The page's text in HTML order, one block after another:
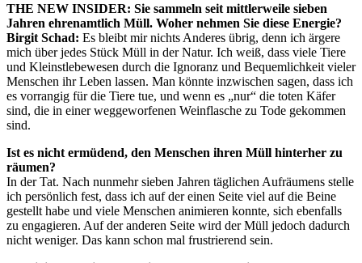
THE NEW INSIDER: Sie sammeln seit mittlerweile sieben
Jahren ehrenamtlich Müll. Woher nehmen Sie diese Energie?
Birgit Schad: Es bleibt mir nichts Anderes übrig, denn ich ärgere
mich über jedes Stück Müll in der Natur. Ich weiß, dass viele Tiere
und Kleinstlebewesen durch die Ignoranz und Bequemlichkeit vieler
Menschen ihr Leben lassen. Man könnte inzwischen sagen, dass ich
es vorrangig für die Tiere tue, und wenn es „nur“ die toten Käfer
sind, die in einer weggeworfenen Weinflasche zu Tode gekommen
sind.
Ist es nicht ermüdend, den Menschen ihren Müll hinterher zu
räumen?
In der Tat. Nach nunmehr sieben Jahren täglichen Aufräumens stelle
ich persönlich fest, dass ich auf der einen Seite viel auf die Beine
gestellt habe und viele Menschen animieren konnte, sich ebenfalls
zu engagieren. Auf der anderen Seite wird der Müll jedoch dadurch
nicht weniger. Das kann schon mal frustrierend sein.